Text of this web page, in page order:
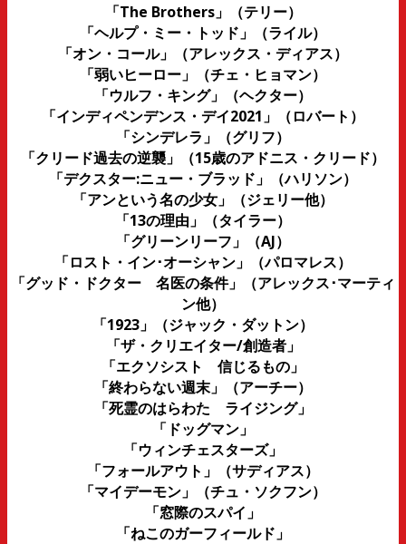
「The Brothers」（テリー）
「ヘルプ・ミー・トッド」（ライル）
「オン・コール」（アレックス・ディアス）
「弱いヒーロー」（チェ・ヒョマン）
「ウルフ・キング」（ヘクター）
「インディペンデンス・デイ2021」（ロバート）
「シンデレラ」（グリフ）
「クリード過去の逆襲」（15歳のアドニス・クリード）
「デクスター:ニュー・ブラッド」（ハリソン）
「アンという名の少女」（ジェリー他）
「13の理由」（タイラー）
「グリーンリーフ」（AJ）
「ロスト・イン･オーシャン」（パロマレス）
「グッド・ドクター 名医の条件」（アレックス･マーティ
ン他）
「1923」（ジャック・ダットン）
「ザ・クリエイター/創造者」
「エクソシスト 信じるもの」
「終わらない週末」（アーチー）
「死霊のはらわた ライジング」
「ドッグマン」
「ウィンチェスターズ」
「フォールアウト」（サディアス）
「マイデーモン」（チュ・ソクフン）
「窓際のスパイ」
「ねこのガーフィールド」